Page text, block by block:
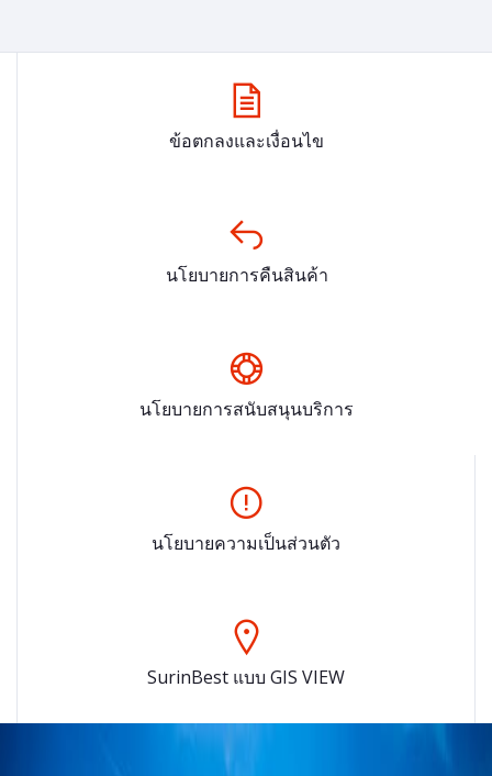
ข้อตกลงและเงื่อนไข
นโยบายการคืนสินค้า
นโยบายการสนับสนุนบริการ
นโยบายความเป็นส่วนตัว
SurinBest แบบ GIS VIEW